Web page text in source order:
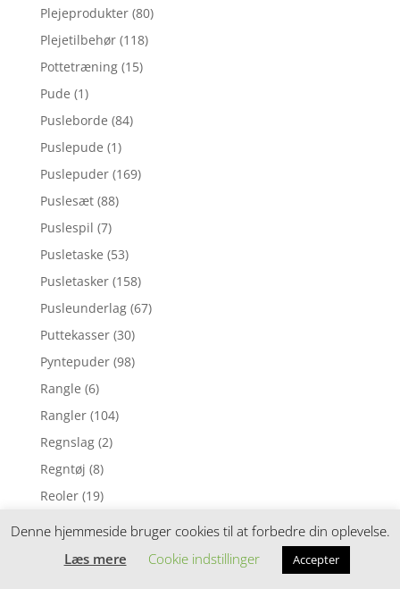
Plejeprodukter (80)
Plejetilbehør (118)
Pottetræning (15)
Pude (1)
Pusleborde (84)
Puslepude (1)
Puslepuder (169)
Puslesæt (88)
Puslespil (7)
Pusletaske (53)
Pusletasker (158)
Pusleunderlag (67)
Puttekasser (30)
Pyntepuder (98)
Rangle (6)
Rangler (104)
Regnslag (2)
Regntøj (8)
Reoler (19)
Rolleleg
(32)
(255)
Denne hjemmeside bruger cookies til at forbedre din oplevelse.
Læs mere
Cookie indstillinger Accepter